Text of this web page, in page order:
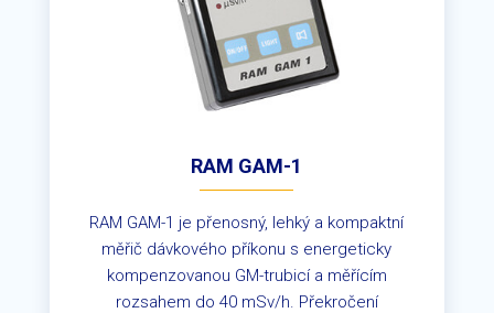
RAM GAM-1
RAM GAM-1 je přenosný, lehký a kompaktní
měřič dávkového příkonu s energeticky
kompenzovanou GM-trubicí a měřícím
rozsahem do 40 mSv/h. Překročení